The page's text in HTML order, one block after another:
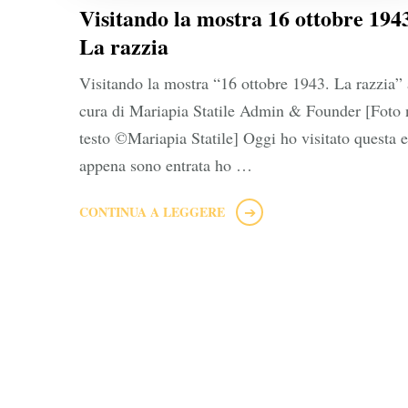
Visitando la mostra 16 ottobre
La razzia
Visitando la mostra “16 ottobre 1943. La razzia”
cura di Mariapia Statile Admin & Founder [Foto
testo ©Mariapia Statile] Oggi ho visitato questa e
appena sono entrata ho …
CONTINUA A LEGGERE